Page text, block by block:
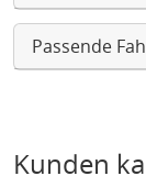
Passende
Kunden